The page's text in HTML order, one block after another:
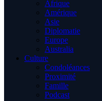
Afrique
Amérique
Asie
Diplomatie
Europe
Australia
Culture
Condoléances
Proximité
Famille
Podcast